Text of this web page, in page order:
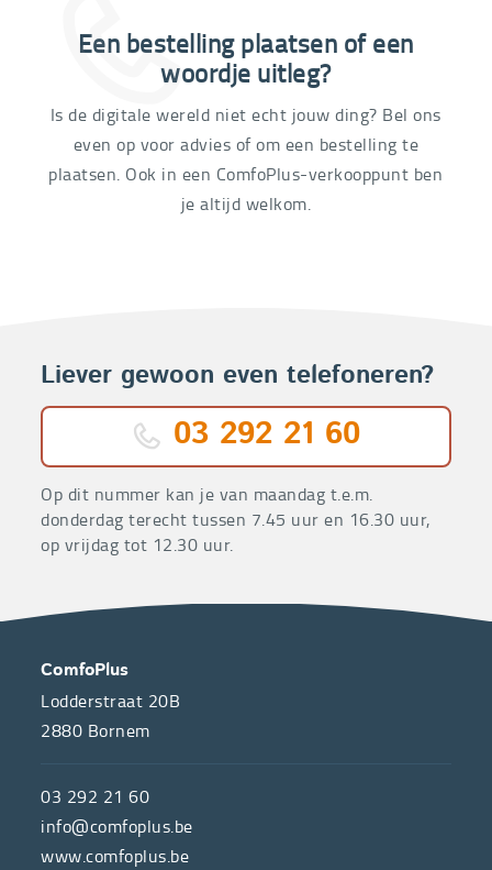
03 292 21 60
Een bestelling plaatsen of een
woordje uitleg?
Is de digitale wereld niet echt jouw ding? Bel ons
even op voor advies of om een bestelling te
plaatsen. Ook in een ComfoPlus-verkooppunt ben
je altijd welkom.
Liever gewoon even telefoneren?
03 292 21 60
Op dit nummer kan je van maandag t.e.m.
donderdag terecht tussen 7.45 uur en 16.30 uur,
op vrijdag tot 12.30 uur.
OVER
ONS
de
hulpmiddelenwinkel
van
CONTACT
ComfoPlus
Lodderstraat 20B
2880 Bornem
03 292 21 60
info@comfoplus.be
www.comfoplus.be